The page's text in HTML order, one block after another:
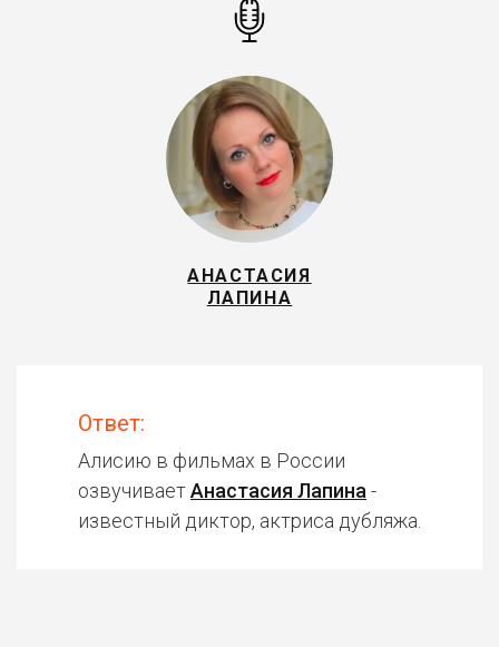
АНАСТАСИЯ
ЛАПИНА
Ответ:
Алисию в фильмах в России
озвучиваетАнастасия Лапина -
известный диктор, актриса дубляжа.